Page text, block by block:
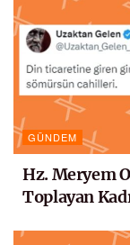
GÜNDEM
Hz. Meryem
Toplayan